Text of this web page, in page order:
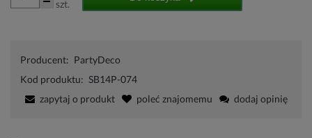
szt.
Producent: PartyDeco
Kod produktu: SB14P-074
zapytaj o produkt
poleć znajomemu dodaj opinię